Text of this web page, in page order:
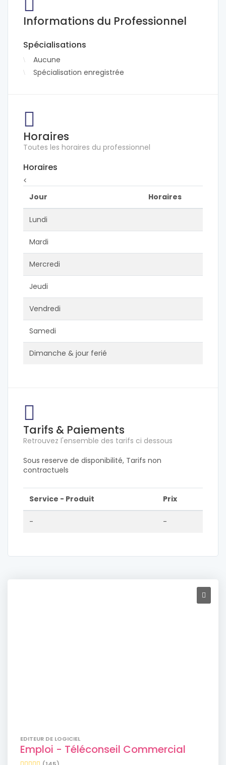
Informations du Professionnel
Spécialisations
Aucune
Spécialisation enregistrée
Horaires
Toutes les horaires du professionnel
Horaires
<
Jour
Horaires
Lundi
Mardi
Mercredi
Jeudi
Vendredi
Samedi
Dimanche & jour ferié
Tarifs & Paiements
Retrouvez l'ensemble des tarifs ci dessous
Sous reserve de disponibilité, Tarifs non
contractuels
Service - Produit Prix
- -
EDITEUR DE LOGICIEL
Emploi - Téléconseil Commercial